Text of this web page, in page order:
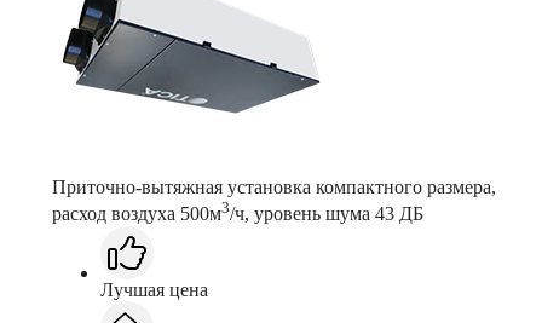
Приточно-вытяжная установка компактного размера,
расход воздуха 500м3/ч, уровень шума 43 ДБ
Лучшая цена